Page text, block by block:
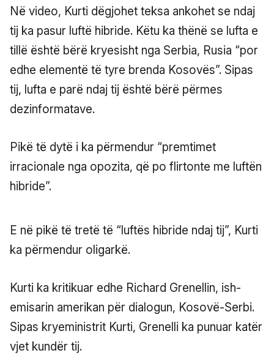
Në video, Kurti dëgjohet teksa ankohet se ndaj
tij ka pasur luftë hibride. Këtu ka thënë se lufta e
tillë është bërë kryesisht nga Serbia, Rusia “por
edhe elementë të tyre brenda Kosovës”. Sipas
tij, lufta e parë ndaj tij është bërë përmes
dezinformatave.
Pikë të dytë i ka përmendur “premtimet
irracionale nga opozita, që po flirtonte me luftën
hibride”.
E në pikë të tretë të “luftës hibride ndaj tij”, Kurti
ka përmendur oligarkë.
Kurti ka kritikuar edhe Richard Grenellin, ish-
emisarin amerikan për dialogun, Kosovë-Serbi.
Sipas kryeministrit Kurti, Grenelli ka punuar katër
vjet kundër tij.